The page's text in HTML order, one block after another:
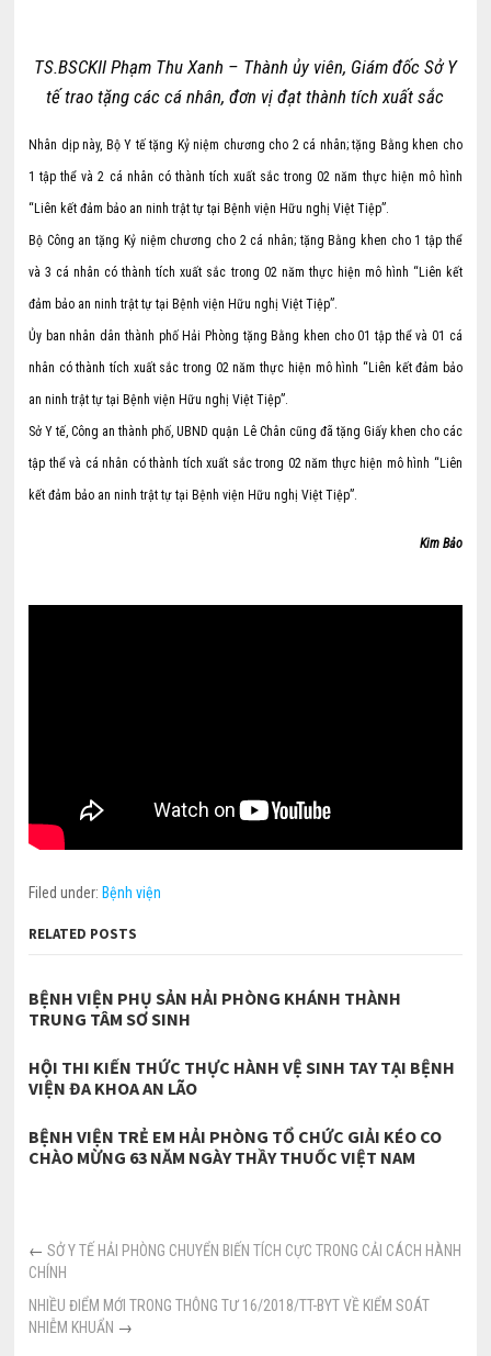
TS.BSCKII Phạm Thu Xanh – Thành ủy viên, Giám đốc Sở Y
tế trao tặng các cá nhân, đơn vị đạt thành tích xuất sắc
Nhân dịp này, Bộ Y tế tặng Kỷ niệm chương cho 2 cá nhân; tặng Bằng khen cho
1 tập thể và 2 cá nhân có thành tích xuất sắc trong 02 năm thực hiện mô hình
“Liên kết đảm bảo an ninh trật tự tại Bệnh viện Hữu nghị Việt Tiệp”.
Bộ Công an tặng Kỷ niệm chương cho 2 cá nhân; tặng Bằng khen cho 1 tập thể
và 3 cá nhân có thành tích xuất sắc trong 02 năm thực hiện mô hình “Liên kết
đảm bảo an ninh trật tự tại Bệnh viện Hữu nghị Việt Tiệp”.
Ủy ban nhân dân thành phố Hải Phòng tặng Bằng khen cho 01 tập thể và 01 cá
nhân có thành tích xuất sắc trong 02 năm thực hiện mô hình “Liên kết đảm bảo
an ninh trật tự tại Bệnh viện Hữu nghị Việt Tiệp”.
Sở Y tế, Công an thành phố, UBND quận Lê Chân cũng đã tặng Giấy khen cho các
tập thể và cá nhân có thành tích xuất sắc trong 02 năm thực hiện mô hình “Liên
kết đảm bảo an ninh trật tự tại Bệnh viện Hữu nghị Việt Tiệp”.
Kim Bảo
Filed under: Bệnh viện
RELATED POSTS
BỆNH VIỆN PHỤ SẢN HẢI PHÒNG KHÁNH THÀNH
TRUNG TÂM SƠ SINH
HỘI THI KIẾN THỨC THỰC HÀNH VỆ SINH TAY TẠI BỆNH
VIỆN ĐA KHOA AN LÃO
BỆNH VIỆN TRẺ EM HẢI PHÒNG TỔ CHỨC GIẢI KÉO CO
CHÀO MỪNG 63 NĂM NGÀY THẦY THUỐC VIỆT NAM
←SỞ Y TẾ HẢI PHÒNG CHUYỂN BIẾN TÍCH CỰC TRONG CẢI CÁCH HÀNH
CHÍNH
NHIỀU ĐIỂM MỚI TRONG THÔNG TƯ 16/2018/TT-BYT VỀ KIỂM SOÁT
NHIỄM KHUẨN →